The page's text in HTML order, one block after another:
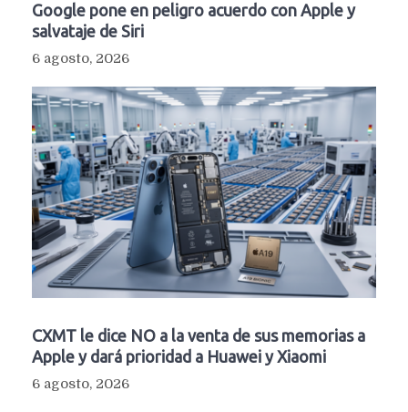
Google pone en peligro acuerdo con Apple y
salvataje de Siri
6 agosto, 2026
CXMT le dice NO a la venta de sus memorias a
Apple y dará prioridad a Huawei y Xiaomi
6 agosto, 2026